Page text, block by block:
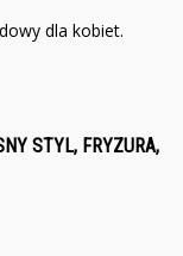
dla kobiet.
STYL, FRYZURA,